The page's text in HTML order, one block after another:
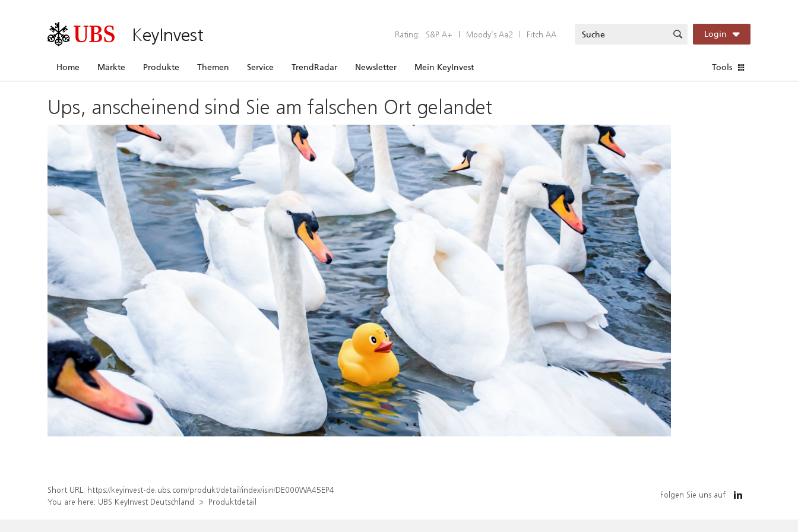
KeyInvest Rating: S&P A+ | Moody’s Aa2 | Fitch AA Login
Home Märkte Produkte Themen Service TrendRadar Newsletter Mein KeyInvest Tools
Ups, anscheinend sind Sie am falschen Ort gelandet
Short URL: https://keyinvest-de.ubs.com/produkt/detail/index/isin/DE000WA45EP4
You are here: UBS KeyInvest Deutschland Produktdetail
Folgen Sie uns auf